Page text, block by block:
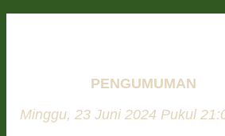
PENGUMUMAN
Minggu, 23 Juni 2024 Pukul